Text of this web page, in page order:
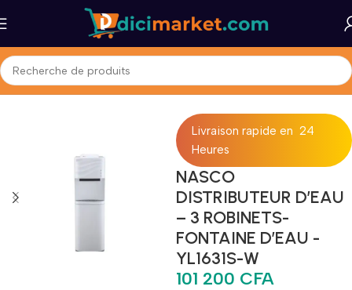
Accueil Maison et Bureau Air & Climatisation Ventilateurs
Livraison rapide en 24
Heures
NASCO
DISTRIBUTEUR D’EAU
– 3 ROBINETS-
FONTAINE D’EAU -
YL1631S-W
101 200 CFA